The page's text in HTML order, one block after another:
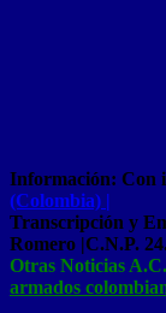
Información: Con
(Colombia) |
Transcripción y
Romero |C.N.P.
Otras Noticias
armados